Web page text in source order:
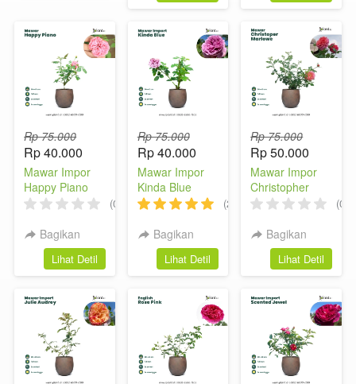
Rp 75.000
Rp 40.000
Mawar Impor
Happy Piano
(0)
Bagikan
`Lihat Detil
Rp 75.000
Rp 40.000
Mawar Impor
Kinda Blue
(2)
Bagikan
`
Lihat Detil
Rp 75.000
Rp 50.000
Mawar Impor
Christopher
Marlowe
(0)
Bagikan
`Lihat Detil